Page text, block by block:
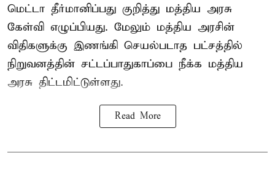
மெட்டா தீர்மானிப்பது குறித்து மத்திய அரசு
கேள்வி எழுப்பியது. மேலும் மத்திய அரசின்
விதிகளுக்கு இணங்கி செயல்படாத பட்சத்தில்
நிறுவனத்தின் சட்டப்பாதுகாப்பை நீக்க மத்திய
அரசு திட்டமிட்டுள்ளது.
Read More